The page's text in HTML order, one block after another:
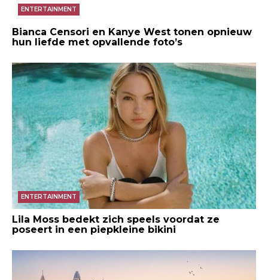
ENTERTAINMENT
Bianca Censori en Kanye West tonen opnieuw
hun liefde met opvallende foto’s
ENTERTAINMENT
Lila Moss bedekt zich speels voordat ze
poseert in een piepkleine bikini